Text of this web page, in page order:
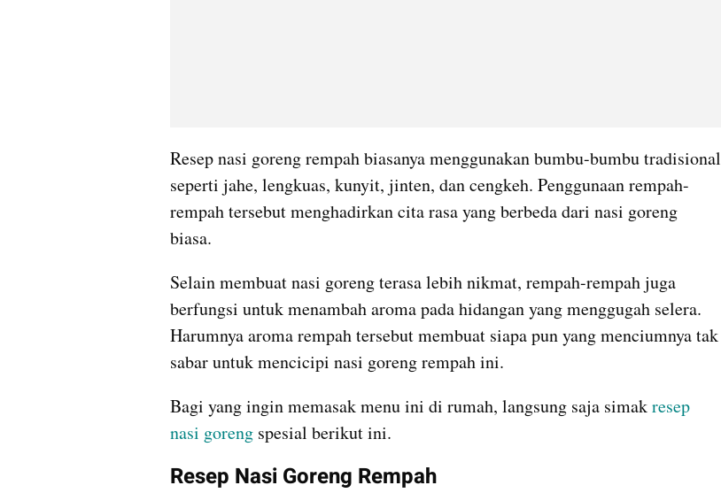
Resep nasi goreng rempah biasanya menggunakan bumbu-bumbu tradisional
seperti jahe, lengkuas, kunyit, jinten, dan cengkeh. Penggunaan rempah-
rempah tersebut menghadirkan cita rasa yang berbeda dari nasi goreng
biasa.
Selain membuat nasi goreng terasa lebih nikmat, rempah-rempah juga
berfungsi untuk menambah aroma pada hidangan yang menggugah selera.
Harumnya aroma rempah tersebut membuat siapa pun yang menciumnya tak
sabar untuk mencicipi nasi goreng rempah ini.
Bagi yang ingin memasak menu ini di rumah, langsung saja simak resep
nasi goreng spesial berikut ini.
Resep Nasi Goreng Rempah